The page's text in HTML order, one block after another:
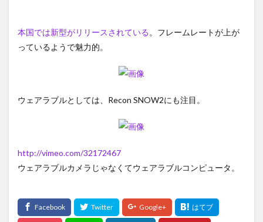
本国では新型がリリースされている 。フレームレートが上が
っているようで魅力的。
ウェアラブルとしては、Recon SNOW2にも注目。
http://vimeo.com/32172467
ウェアラブルカメラじゃなくてウェアラブルコンピュータ。